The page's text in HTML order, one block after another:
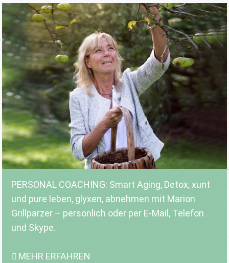
PERSONAL COACHING: Smart Aging, Detox, xunt
und pure leben, glyxen, abnehmen mit Marion
Grillparzer – persönlich oder per E-Mail, Telefon
und Skype.
MEHR ERFAHREN